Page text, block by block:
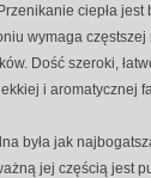
ciepła
wymaga częstszej
Dość szeroki,
i aromatycznej
była jak
jej częścią jest